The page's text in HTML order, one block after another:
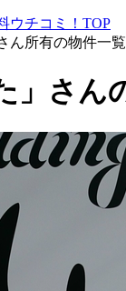
ウチコミ！TOP
ん所有の物件一覧
」さん